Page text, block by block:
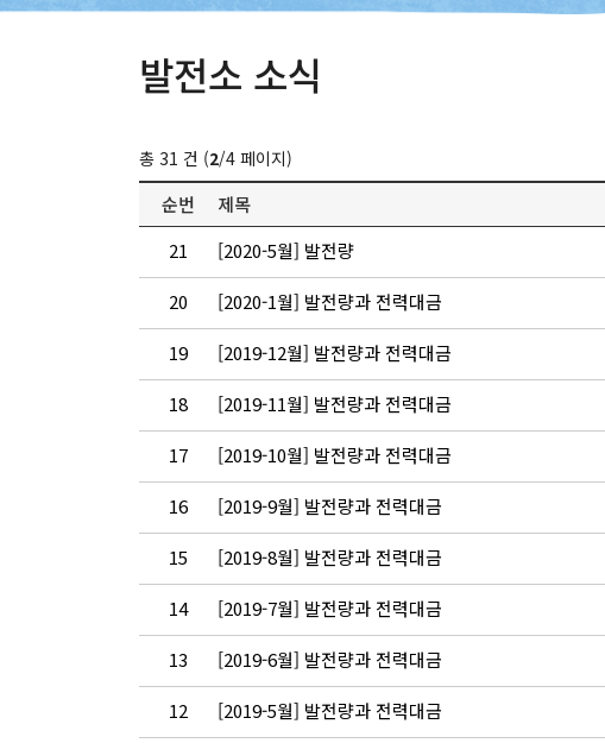
발전소 소식
총 31 건 (2/4 페이지)
순번 제목
21
[2020-5월] 발전량
20 [2020-1월] 발전량과 전력대금
19 [2019-12월] 발전량과 전력대금
18 [2019-11월] 발전량과 전력대금
17 [2019-10월] 발전량과 전력대금
16 [2019-9월] 발전량과 전력대금
15 [2019-8월] 발전량과 전력대금
14 [2019-7월] 발전량과 전력대금
13 [2019-6월] 발전량과 전력대금
12 [2019-5월] 발전량과 전력대금